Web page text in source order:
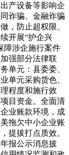
产设备等影响企
诈骗、金融诈骗
，防止超权限、
开展“护企兴
障涉企施行案件
强部分法律联
单元：县委委、
单元采购货色、
程度和施行效
目资金。全面清
业账款环境，成
拖欠中小企业账
提拔打点质效。
报公示消息披